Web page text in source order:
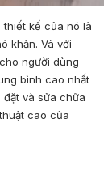
thiết kế của nó là
khăn. Và với
người dùng
bình cao nhất
đặt và sửa chữa
cao của